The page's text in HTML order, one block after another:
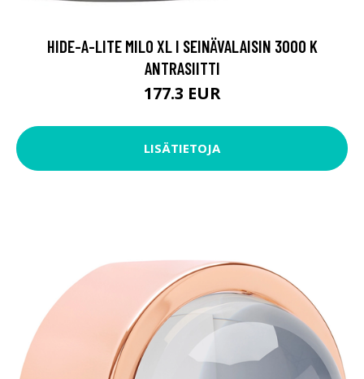
HIDE-A-LITE MILO XL I SEINÄVALAISIN 3000 K
ANTRASIITTI
177.3 EUR
LISÄTIETOJA